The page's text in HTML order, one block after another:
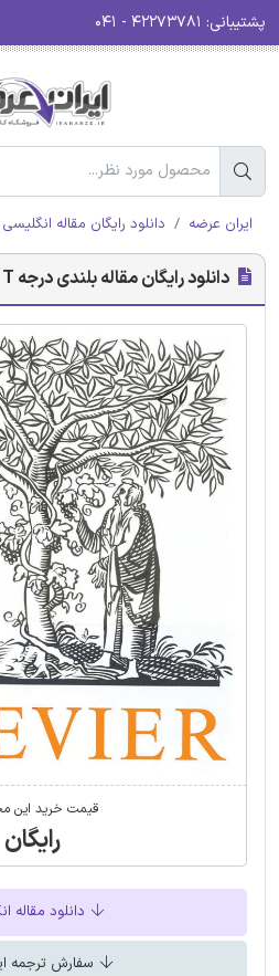
پشتیبانی:
ایران عرضه دانلود رایگان مقاله انگلیسی
دانلود رایگان مقاله بلندی درجه T اسپلاین
قیمت خرید این
رایگان
دانلود مقاله
سفارش ترجمه